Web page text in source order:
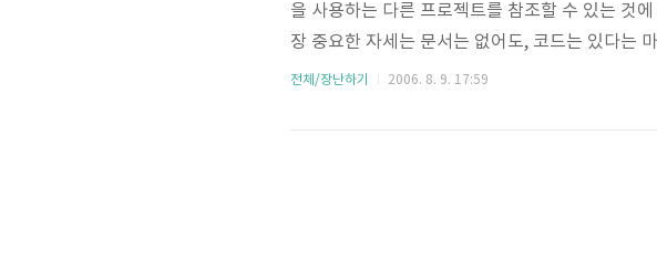
을 사용하는 다른 프로젝트를 참조할 수 있는 것
장 중요한 자세는 문서는 없어도, 코드는 있다는
하지 않는 것이 좋다. 잠을 줄여라. 오픈소스로 뒹
전체/장난하기 2006. 8. 9. 17:59